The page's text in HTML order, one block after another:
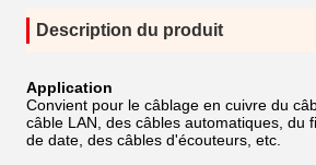
Description du produit
Application
Convient pour le câblage en cuivre du
câble LAN, des câbles automatiques, du
de date, des câbles d'écouteurs, etc.